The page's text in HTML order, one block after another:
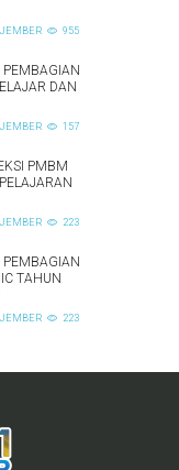
955
PEMBAGIAN
DAN
157
PMBM
223
PEMBAGIAN
TAHUN
223